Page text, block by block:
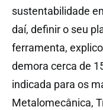
sustentabilidade
daí, definir o seu
ferramenta,
demora cerca de
indicada para os
Metalomecânica,